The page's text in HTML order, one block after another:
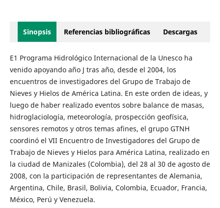
Sinopsis Referencias bibliográficas Descargas
E1 Programa Hidrológico Internacional de la Unesco ha
venido apoyando año J tras año, desde el 2004, los
encuentros de investigadores del Grupo de Trabajo de
Nieves y Hielos de América Latina. En este orden de ideas, y
luego de haber realizado eventos sobre balance de masas,
hidroglaciología, meteorología, prospección geofísica,
sensores remotos y otros temas afines, el grupo GTNH
coordinó el VII Encuentro de Investigadores del Grupo de
Trabajo de Nieves y Hielos para América Latina, realizado en
la ciudad de Manizales (Colombia), del 28 al 30 de agosto de
2008, con la participación de representantes de Alemania,
Argentina, Chile, Brasil, Bolivia, Colombia, Ecuador, Francia,
México, Perú y Venezuela.